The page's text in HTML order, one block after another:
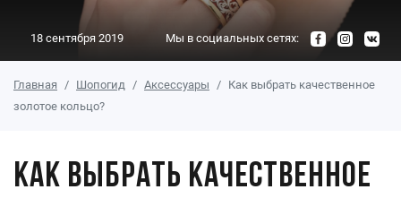
18 сентября 2019 Мы в социальных сетях:
Главная Шопогид Аксессуары
Как выбрать качественное
золотое кольцо?
Как выбрать качественное